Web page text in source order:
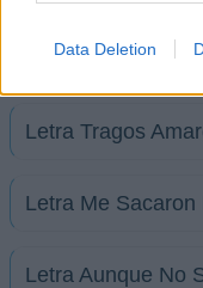
Data Deletion
Letra Tragos
Letra Me Sacaron
Letra Aunque No